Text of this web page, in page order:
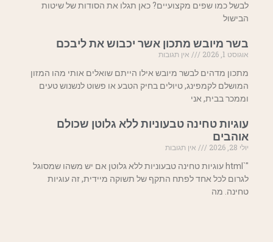
לבשל כמו שפים מקצועיים? כאן תגלו את הסודות של שיטות
הבישול
בשר מיובש מתכון אשר יכבוש את ליבכם
אוגוסט 1, 2026
אין תגובות
מתכון מדהים לבשר מיובש אילו הייתם שואלים אותי מהו המזון
המושלם לקמפינג, טיולים בחיק הטבע או פשוט לנשנוש טעים
וממכר בבית, אני
עוגיות טחינה טבעוניות ללא גלוטן שכולם
אוהבים
יולי 28, 2026
אין תגובות
"`html עוגיות טחינה טבעוניות ללא גלוטן אם יש משהו שמסוגל
לגרום לכל אחד לפתח התקף של תשוקה מיידית, זה עוגיות
טחינה. מה